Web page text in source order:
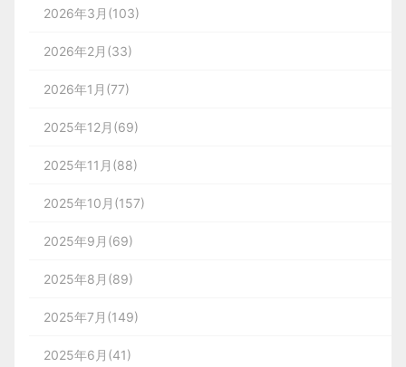
2026年3月(103)
2026年2月(33)
2026年1月(77)
2025年12月(69)
2025年11月(88)
2025年10月(157)
2025年9月(69)
2025年8月(89)
2025年7月(149)
2025年6月(41)